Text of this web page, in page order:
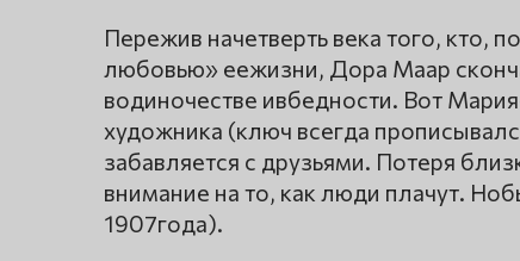
Пережив начетверть века того, кто,
любовью» еежизни, Дора Маар
водиночестве ивбедности. Вот
художника (ключ всегда
забавляется с друзьями. Потеря
внимание на то, как люди плачут.
1907года).